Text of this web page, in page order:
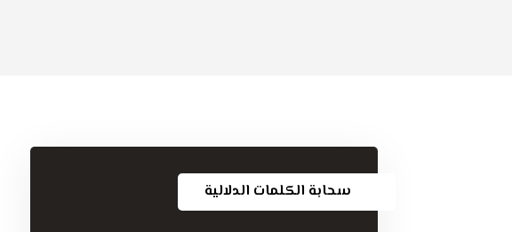
سحابة الكلمات الدلالية